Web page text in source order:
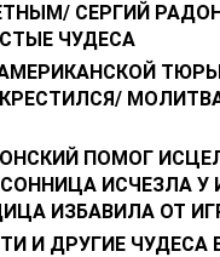
СЕРГИЙ
ЧУДЕСА
ПОМОГ
ИСЧЕЗЛА У
ИЗБАВИЛА ОТ
И ДРУГИЕ ЧУДЕСА